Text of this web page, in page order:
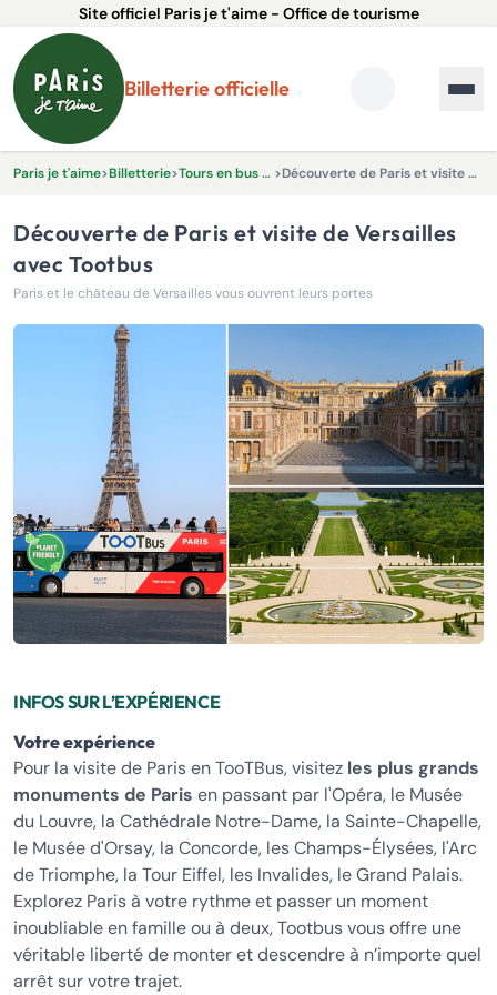
Site officiel Paris je t'aime - Office de tourisme
Billetterie officielle
Paris je t'aime>Billetterie> Tours en bus et Excursions > Découverte de Paris et visite de Versailles avec Tootbus
Découverte de Paris et visite de Versailles
avec Tootbus
Paris et le château de Versailles vous ouvrent leurs portes
INFOS SUR L’EXPÉRIENCE
Votre expérience
Pour la visite de Paris en TooTBus, visitez les plus grands
monuments de Paris en passant par l'Opéra, le Musée
du Louvre, la Cathédrale Notre-Dame, la Sainte-Chapelle,
le Musée d'Orsay, la Concorde, les Champs-Élysées, l'Arc
de Triomphe, la Tour Eiffel, les Invalides, le Grand Palais.
Explorez Paris à votre rythme et passer un moment
inoubliable en famille ou à deux, Tootbus vous offre une
véritable liberté de monter et descendre à n’importe quel
arrêt sur votre trajet.